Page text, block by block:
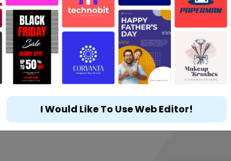
I Would Like To Use Web Editor!